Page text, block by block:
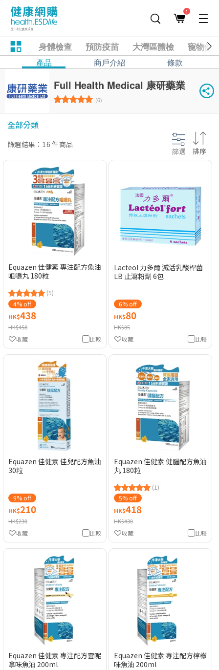
1
身體檢查 預防疫苗 大灣區體檢 寵物健
產品 商戶介紹 條款
Full Health Medical 康研藥業
(6)
全部分類
篩選結果：16 件商品
篩選 排序
Equazen 佳健素 專注配方魚油
咀嚼丸 180粒
(5)
4% off
HK$438
HK$458
比較
收藏
Lacteol 力多爾 滅活乳酸桿菌
LB 止瀉粉劑 6包
6% off
HK$80
HK$85
比較
收藏
Equazen 佳健素 佳兒配方魚油
30粒
9% off
HK$210
HK$230
比較
收藏
Equazen 佳健素 健腦配方魚油
丸 180粒
(1)
5% off
HK$418
HK$438
比較
收藏
Equazen 佳健素 專注配方雲呢
拿味魚油 200ml
Equazen 佳健素 專注配方檸檬
味魚油 200ml